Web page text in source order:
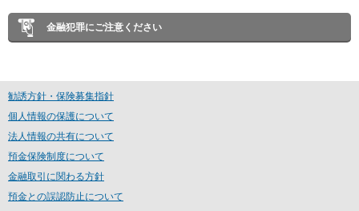
金融犯罪にご注意ください
勧誘方針・保険募集指針
個人情報の保護について
法人情報の共有について
預金保険制度について
金融取引に関わる方針
預金との誤認防止について